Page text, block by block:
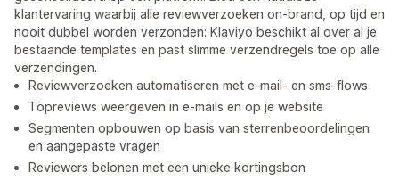
klantervaring waarbij alle reviewverzoeken on-brand, op tijd en
nooit dubbel worden verzonden: Klaviyo beschikt al over al je
bestaande templates en past slimme verzendregels toe op alle
verzendingen.
Reviewverzoeken automatiseren met e-mail- en sms-flows
Topreviews weergeven in e-mails en op je website
Segmenten opbouwen op basis van sterrenbeoordelingen
en aangepaste vragen
Reviewers belonen met een unieke kortingsbon